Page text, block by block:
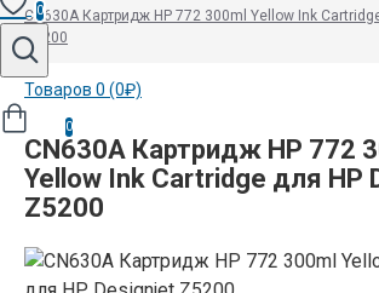
0
Товаров 0 (0₽)
0
CN630A Картридж HP 772 300ml Yellow Ink
Z5200
CN630A Картридж HP 772
Yellow Ink Cartridge для HP
Z5200